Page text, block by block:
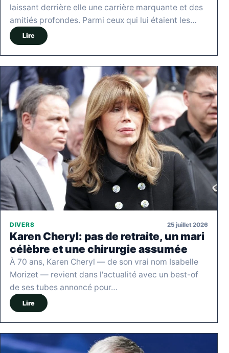
laissant derrière elle une carrière marquante et des
amitiés profondes. Parmi ceux qui lui étaient les…
Lire
DIVERS 25 juillet 2026
Karen Cheryl: pas de retraite, un mari
célèbre et une chirurgie assumée
À 70 ans, Karen Cheryl — de son vrai nom Isabelle
Morizet — revient dans l'actualité avec un best-of
de ses tubes annoncé pour…
Lire